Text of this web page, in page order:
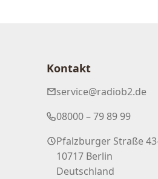
Kontakt
service@radiob2.de
08000 – 79 89 99
Pfalzburger Straße
10717 Berlin
Deutschland